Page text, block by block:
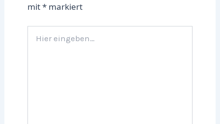
mit* markiert
eingeben…